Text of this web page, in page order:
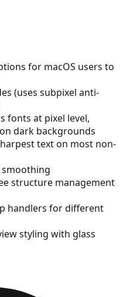
for macOS users to
(uses subpixel anti-
fonts at pixel level,
dark backgrounds
text on most non-
smoothing
structure management
handlers for different
styling with glass